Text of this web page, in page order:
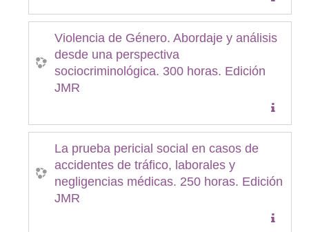
Violencia de Género. Abordaje y análisis
desde una perspectiva
sociocriminológica. 300 horas. Edición
JMR
La prueba pericial social en casos de
accidentes de tráfico, laborales y
negligencias médicas. 250 horas. Edición
JMR